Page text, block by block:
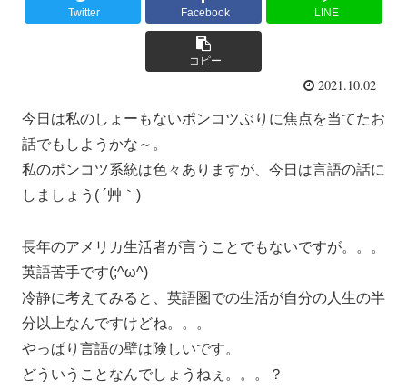
Twitter Facebook LINE
コピー
2021.10.02
今日は私のしょーもないポンコツぶりに焦点を当てたお
話でもしようかな～。
私のポンコツ系統は色々ありますが、今日は言語の話に
しましょう( ´艸｀)
長年のアメリカ生活者が言うことでもないですが。。。
英語苦手です(;^ω^)
冷静に考えてみると、英語圏での生活が自分の人生の半
分以上なんですけどね。。。
やっぱり言語の壁は険しいです。
どういうことなんでしょうねぇ。。。？